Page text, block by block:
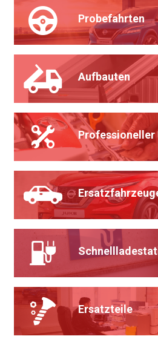
Probefahrten
Aufbauten
Professioneller
Ersatzteile